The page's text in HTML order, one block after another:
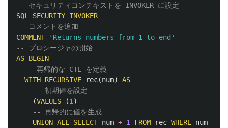
-- セキュリティコンテキストを INVOKER に設定
SQL
SECURITY INVOKER
-- コメントを追加
COMMENT
'Returns numbers from 1 to end'
-- プロシージャの開始
AS BEGIN
-- 再帰的な CTE を定義
WITH RECURSIVE rec(num)
AS
-- 初期値を設定
(VALUES (1 )
-- 再帰的に値を生成
UNION ALL SELECT num + 1 FROM rec WHERE num